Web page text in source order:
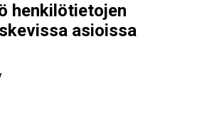
henkilötietojen
asioissa